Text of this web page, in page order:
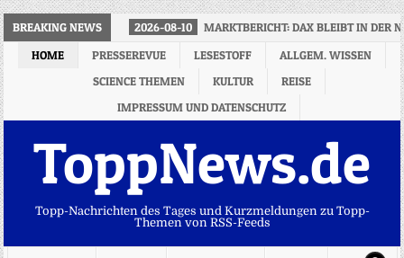
BREAKING NEWS 2026-08-10
MARKTBERICHT: DAX BLEIBT IN DER
HOME
PRESSEREVUE LESESTOFF
ALLGEM. WISSEN
SCIENCE THEMEN
KULTUR
REISE
IMPRESSUM UND DATENSCHUTZ
ToppNews.de
Topp-Nachrichten des Tages und Kurzmeldungen zu Topp-
Themen von RSS-Feeds